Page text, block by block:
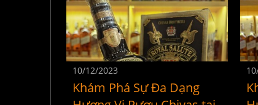
10/12/2023
Khám Phá Sự Đa Dạng